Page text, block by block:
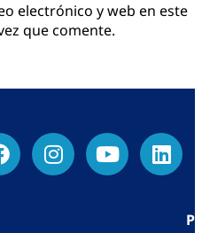
electrónico y web en este
que comente.